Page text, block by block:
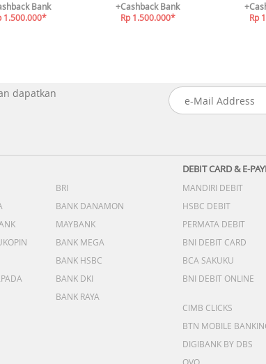
Bank
1.500.000*
+Cashback Bank
Rp 1.500.000*
Rp
dapatkan
BRI
BANK DANAMON
MAYBANK
BANK MEGA
BANK HSBC
BANK DKI
BANK RAYA
DEBIT CARD & E-
MANDIRI DEBIT
HSBC DEBIT
PERMATA DEBIT
BNI DEBIT CARD
BCA SAKUKU
BNI DEBIT ONLINE
CIMB CLICKS
BTN MOBILE
DIGIBANK BY DBS